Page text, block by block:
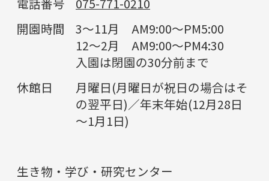
開園時間
3～11月 AM9:00～PM5:00
12～2月 AM9:00～PM4:30
入園は閉園の30分前まで
休館日
月曜日(月曜日が祝日の場合はそ
の翌平日)／年末年始(12月28日
～1月1日)
生き物・学び・研究センター